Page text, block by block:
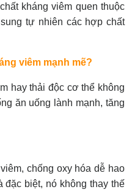
kháng viêm quen thuộc
tự nhiên các hợp chất
viêm mạnh mẽ?
hay thải độc cơ thể không
ăn uống lành mạnh, tăng
chống oxy hóa dễ hao
đặc biệt, nó không thay thế